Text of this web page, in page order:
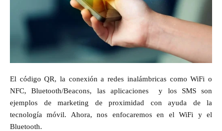
El código QR, la conexión a redes inalámbricas como WiFi o
NFC, Bluetooth/Beacons, las aplicaciones y los SMS son
ejemplos de marketing de proximidad con ayuda de la
tecnología móvil. Ahora, nos enfocaremos en el WiFi y el
Bluetooth.